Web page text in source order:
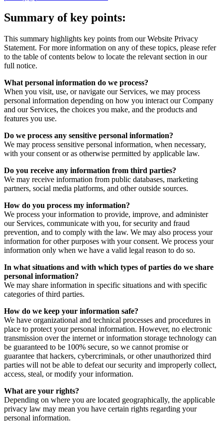
Summary of key points:
This summary highlights key points from our Website Privacy
Statement. For more information on any of these topics, please refer
to the table of contents below to locate the relevant section in our
full notice.
What personal information do we process?
When you visit, use, or navigate our Services, we may process
personal information depending on how you interact our Company
and our Services, the choices you make, and the products and
features you use.
Do we process any sensitive personal information?
We may process sensitive personal information, when necessary,
with your consent or as otherwise permitted by applicable law.
Do you receive any information from third parties?
We may receive information from public databases, marketing
partners, social media platforms, and other outside sources.
How do you process my information?
We process your information to provide, improve, and administer
our Services, communicate with you, for security and fraud
prevention, and to comply with the law. We may also process your
information for other purposes with your consent. We process your
information only when we have a valid legal reason to do so.
In what situations and with which types of parties do we share
personal information?
We may share information in specific situations and with specific
categories of third parties.
How do we keep your information safe?
We have organizational and technical processes and procedures in
place to protect your personal information. However, no electronic
transmission over the internet or information storage technology can
be guaranteed to be 100% secure, so we cannot promise or
guarantee that hackers, cybercriminals, or other unauthorized third
parties will not be able to defeat our security and improperly collect,
access, steal, or modify your information.
What are your rights?
Depending on where you are located geographically, the applicable
privacy law may mean you have certain rights regarding your
personal information.